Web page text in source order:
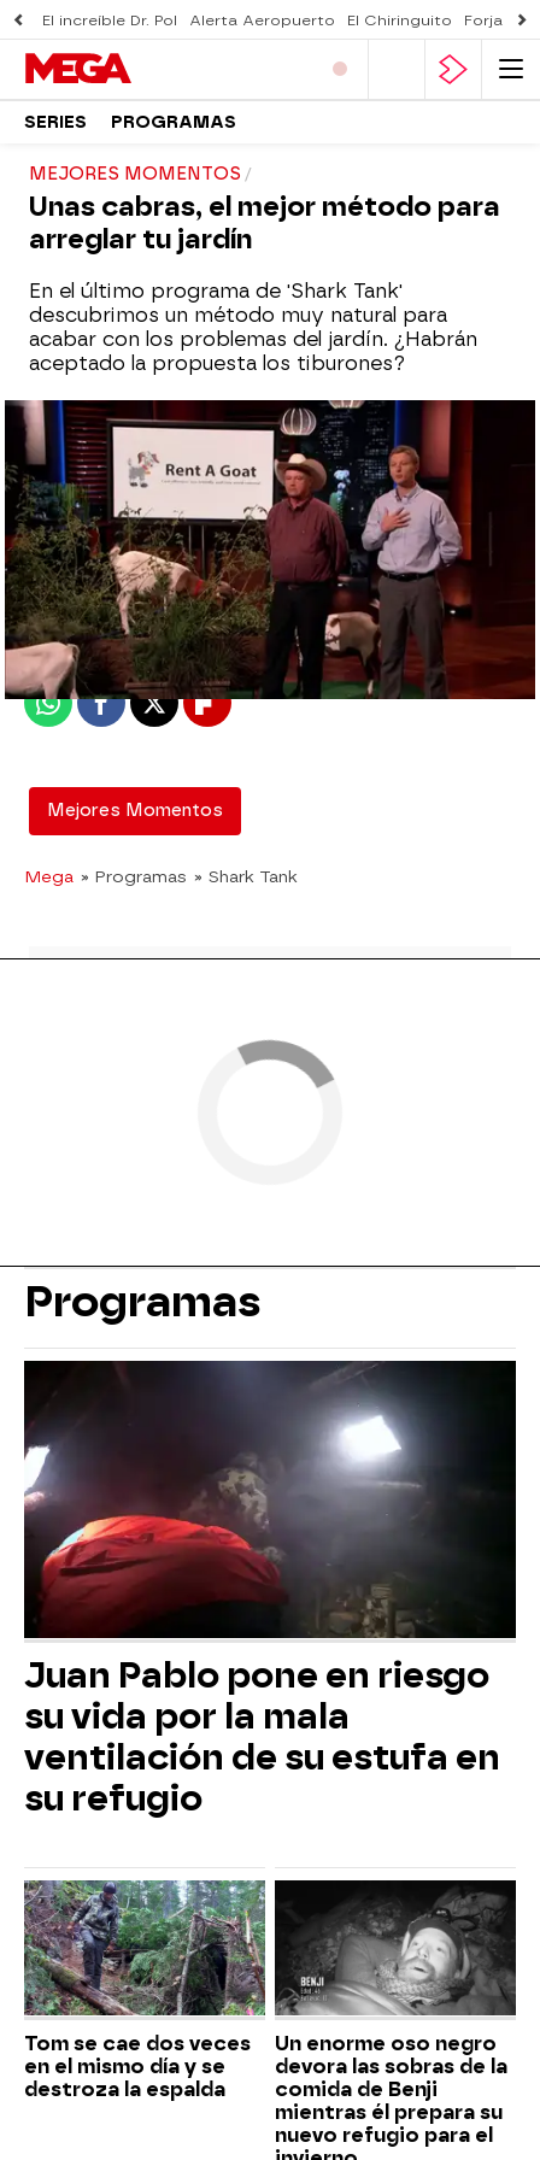
El increíble Dr. Pol Alerta Aeropuerto El Chiringuito Forjado
SERIES PROGRAMAS
MEJORES MOMENTOS
Unas cabras, el mejor método para
arreglar tu jardín
En el último programa de 'Shark Tank'
descubrimos un método muy natural para
acabar con los problemas del jardín. ¿Habrán
aceptado la propuesta los tiburones?
mega
Madrid
Publicado:04 de julio de 2017, 22:00
WhatsappFacebook
X Flipboard
Mejores Momentos
Mega » Programas » Shark Tank
Programas
Juan Pablo pone en riesgo
su vida por la mala
ventilación de su estufa en
su refugio
Tom se cae dos veces
en el mismo día y se
destroza la espalda
Un enorme oso negro
devora las sobras de la
comida de Benji
mientras él prepara su
nuevo refugio para el